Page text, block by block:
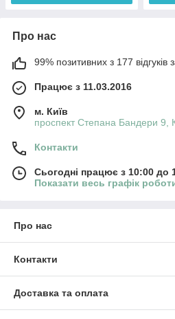
Про нас
99% позитивних з 177 відгуків
Працює з 11.03.2016
м. Київ
проспект Степана Бандери 9,
Контакти
Сьогодні працює з 10:00 до
Показати весь графік
Про нас
Контакти
Доставка та оплата